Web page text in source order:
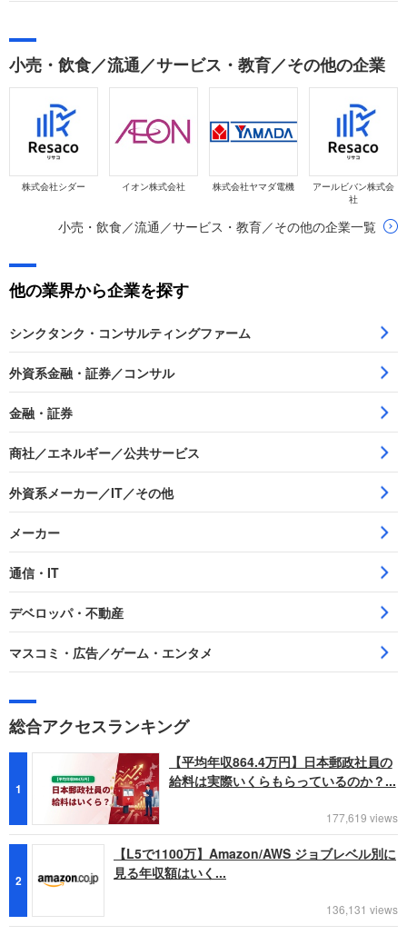
小売・飲食／流通／サービス・教育／その他の企業
株式会社シダー イオン株式会社 株式会社ヤマダ電機
アールビバン株式会
社
小売・飲食／流通／サービス・教育／その他の企業一覧
他の業界から企業を探す
シンクタンク・コンサルティングファーム
外資系金融・証券／コンサル
金融・証券
商社／エネルギー／公共サービス
外資系メーカー／IT／その他
メーカー
通信・IT
デベロッパ・不動産
マスコミ・広告／ゲーム・エンタメ
総合アクセスランキング
1
【平均年収864.4万円】日本郵政社員の
給料は実際いくらもらっているのか？...
177,619 views
2
【L5で1100万】Amazon/AWS ジョブレベル別に
見る年収額はいく...
136,131 views